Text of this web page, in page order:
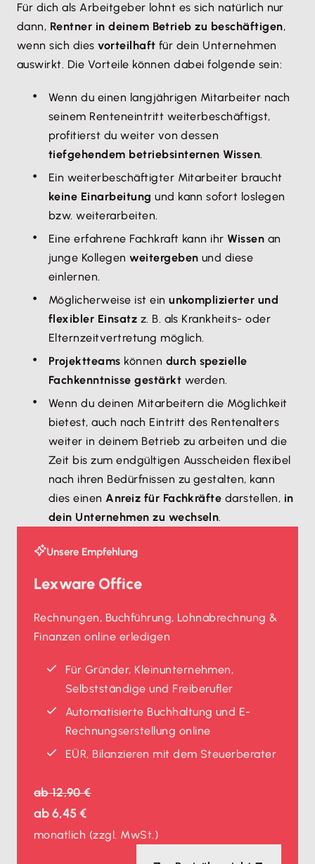
Für dich als Arbeitgeber lohnt es sich natürlich nur
dann, Rentner in deinem Betrieb zu beschäftigen,
wenn sich diesvorteilhaft für dein Unternehmen
auswirkt. Die Vorteile können dabei folgende sein:
Wenn du einen langjährigen Mitarbeiter nach
seinem Renteneintritt weiterbeschäftigst,
profitierst du weiter von dessen
tiefgehendem betriebsinternen Wissen.
Ein weiterbeschäftigter Mitarbeiter braucht
keine Einarbeitung und kann sofort loslegen
bzw. weiterarbeiten.
Eine erfahrene Fachkraft kann ihrWissen an
junge Kollegenweitergeben und diese
einlernen.
Möglicherweise ist einunkomplizierter und
flexibler Einsatz z. B. als Krankheits- oder
Elternzeitvertretung möglich.
Projektteams können durch spezielle
Fachkenntnisse gestärkt werden.
Wenn du deinen Mitarbeitern die Möglichkeit
bietest, auch nach Eintritt des Rentenalters
weiter in deinem Betrieb zu arbeiten und die
Zeit bis zum endgültigen Ausscheiden flexibel
nach ihren Bedürfnissen zu gestalten, kann
dies einenAnreiz für Fachkräfte darstellen, in
dein Unternehmen zu wechseln.
Unsere Empfehlung
Lexware Office
Rechnungen, Buchführung, Lohnabrechnung &
Finanzen online erledigen
Für Gründer, Kleinunternehmen,
Selbstständige und Freiberufler
Automatisierte Buchhaltung und E-
Rechnungserstellung online
EÜR, Bilanzieren mit dem Steuerberater
ab12,90 €
ab6,45 €
monatlich (zzgl. MwSt.)